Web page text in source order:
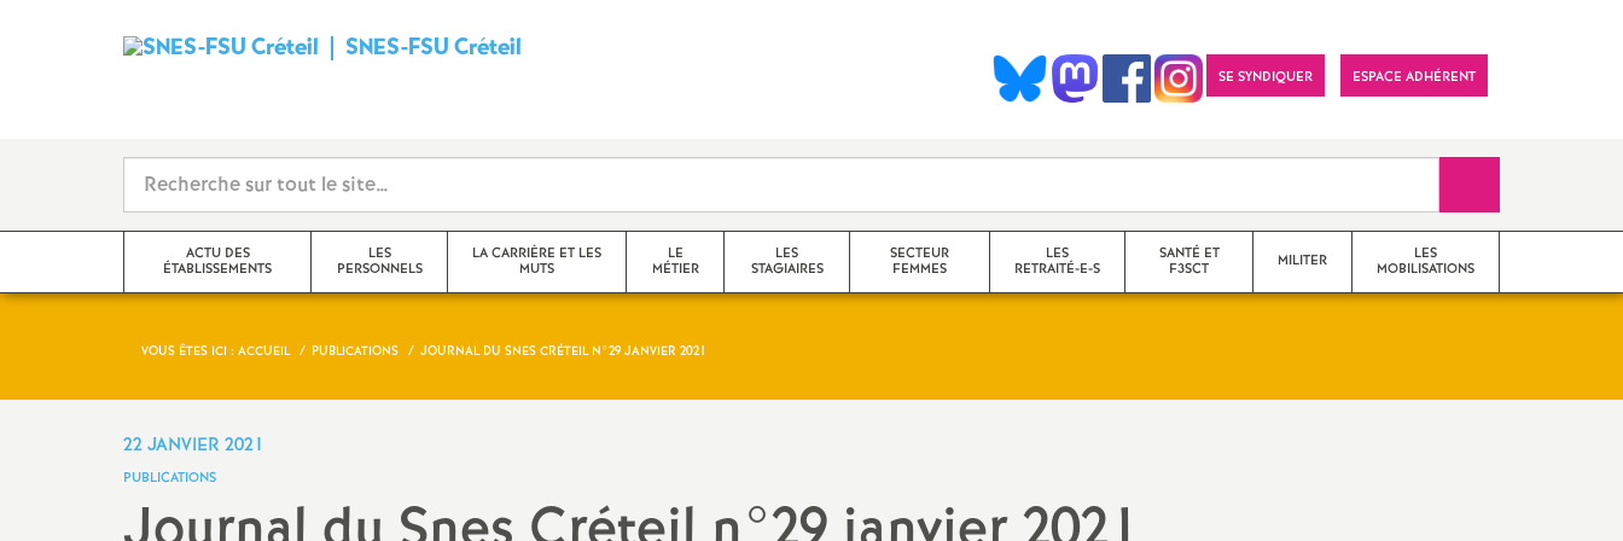
SNES-FSUCréteil
d
i
c
t
SE SYNDIQUER ESPACE ADHÉRENT
ACTU DES
ÉTABLISSEMENTS
Seine-Saint-Denis
LES
PERSONNELS
Professeur-e-s
documentalistes
LA CARRIÈRE ET LES
MUTS
obligations de service
LE
MÉTIER
questions transversales et
contenus
LES
STAGIAIRES
SECTEUR
FEMMES
LES
RETRAITÉ-E-S
SANTÉ ET
F3SCT
MILITER
LES
MOBILISATIONS
VOUS ÊTES ICI : ACCUEIL PUBLICATIONS JOURNAL DU SNES CRÉTEIL N°29 JANVIER 2021
22 JANVIER 2021
PUBLICATIONS